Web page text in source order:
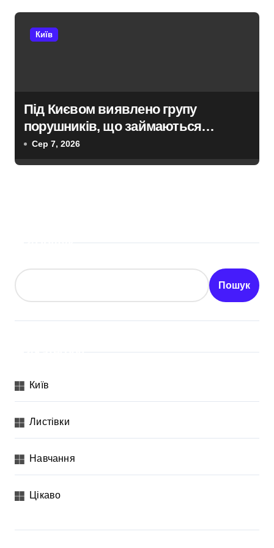
Київ
Під Києвом виявлено групу
порушників, що займаються
незаконною вирубкою лісу
Сер 7, 2026
Пошук
Київ
Листівки
Навчання
Цікаво